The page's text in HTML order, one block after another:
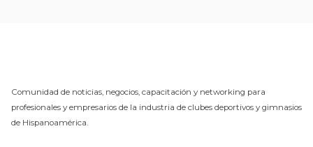
Comunidad de noticias, negocios, capacitación y networking para
profesionales y empresarios de la industria de clubes deportivos y gimnasios
de Hispanoamérica.